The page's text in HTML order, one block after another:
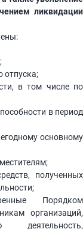
ликвидации
отпуска;
в том числе по
в период
основному
полученных
Порядком
организаций,
деятельность,